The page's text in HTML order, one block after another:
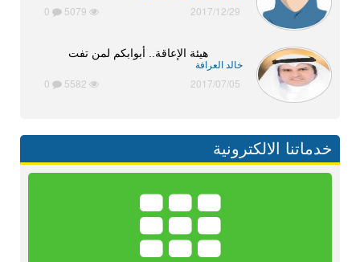
2017/12/29
هيئة الإعاقة.. أبوابكم لمن تفت
خالد العرافة
2017/07/05
خدماتنا الالكترونية